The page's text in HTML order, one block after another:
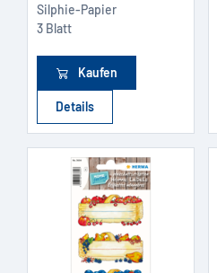
Silphie-Papier
3 Blatt
Kaufen
Details